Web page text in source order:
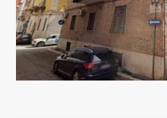
Previous